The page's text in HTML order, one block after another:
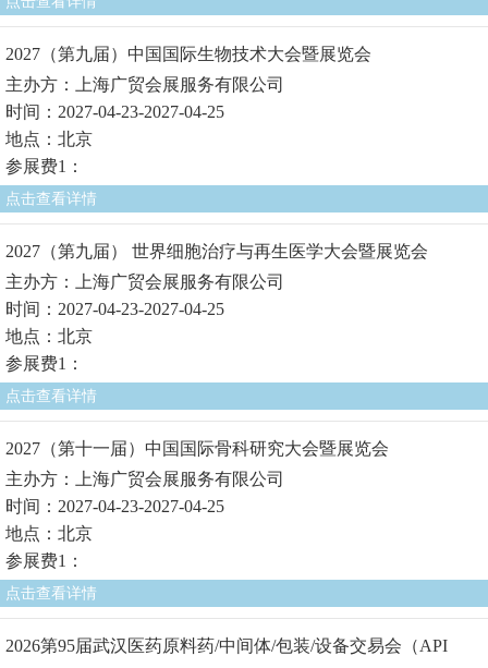
2027（第九届）中国国际生物技术大会暨展览会
主办方：上海广贸会展服务有限公司
时间：2027-04-23-2027-04-25
地点：北京
参展费1：
点击查看详情
2027（第九届） 世界细胞治疗与再生医学大会暨展览会
主办方：上海广贸会展服务有限公司
时间：2027-04-23-2027-04-25
地点：北京
参展费1：
点击查看详情
2027（第十一届）中国国际骨科研究大会暨展览会
主办方：上海广贸会展服务有限公司
时间：2027-04-23-2027-04-25
地点：北京
参展费1：
点击查看详情
2026第95届武汉医药原料药/中间体/包装/设备交易会（API